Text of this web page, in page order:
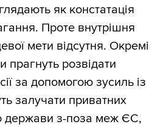
як констатація
Проте внутрішня
мети відсутня. Окремі
прагнуть розвідати
за допомогою зусиль із
залучати приватних
держави з-поза меж ЄС,